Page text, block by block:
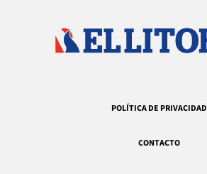
POLÍTICA DE PRIVACIDAD
CONTACTO